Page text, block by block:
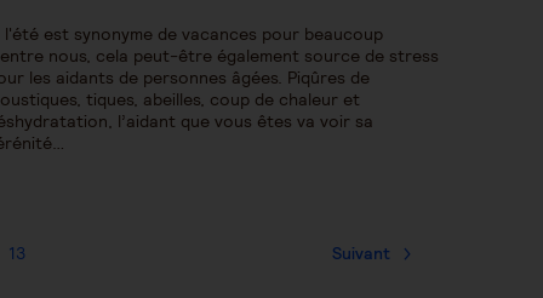
l'été est synonyme de vacances pour beaucoup
nous, cela peut-être également source de stress
les aidants de personnes âgées. Piqûres de
tiques, abeilles, coup de chaleur et
l’aidant que vous êtes va voir sa
13 Suivant